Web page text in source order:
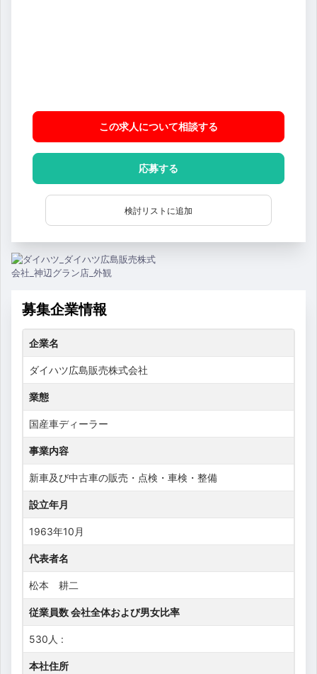
この求人について相談する
応募する
検討リストに追加
募集企業情報
企業名
ダイハツ広島販売株式会社
業態
国産車ディーラー
事業内容
新車及び中古車の販売・点検・車検・整備
設立年月
1963年10月
代表者名
松本 耕二
従業員数 会社全体および男女比率
530人 :
本社住所